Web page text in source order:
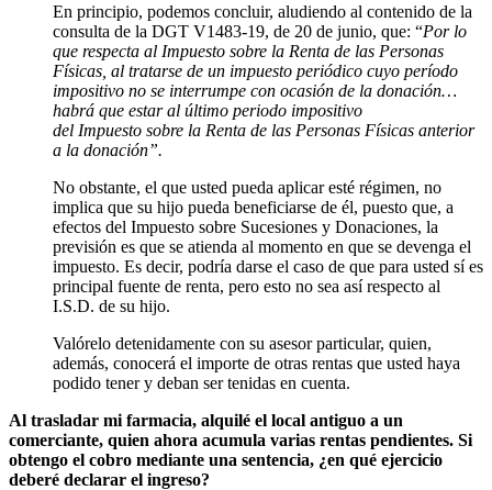
En principio, podemos concluir, aludiendo al contenido de la
consulta de la DGT V1483-19, de 20 de junio, que: “Por lo
que respecta al Impuesto sobre la Renta de las Personas
Físicas, al tratarse de un impuesto periódico cuyo período
impositivo no se interrumpe con ocasión de la donación…
habrá que estar al último periodo impositivo
del Impuesto sobre la Renta de las Personas Físicas anterior
a la donación”.
No obstante, el que usted pueda aplicar esté régimen, no
implica que su hijo pueda beneficiarse de él, puesto que, a
efectos del Impuesto sobre Sucesiones y Donaciones, la
previsión es que se atienda al momento en que se devenga el
impuesto. Es decir, podría darse el caso de que para usted sí es
principal fuente de renta, pero esto no sea así respecto al
I.S.D. de su hijo.
Valórelo detenidamente con su asesor particular, quien,
además, conocerá el importe de otras rentas que usted haya
podido tener y deban ser tenidas en cuenta.
Al trasladar mi farmacia, alquilé el local antiguo a un
comerciante, quien ahora acumula varias rentas pendientes. Si
obtengo el cobro mediante una sentencia, ¿en qué ejercicio
deberé declarar el ingreso?